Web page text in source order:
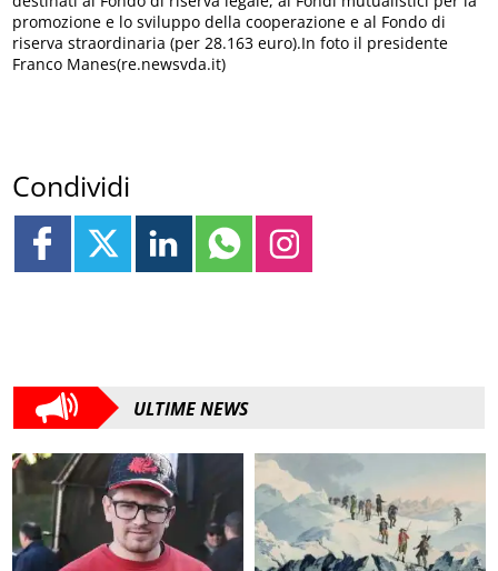
promozione e lo sviluppo della cooperazione e al Fondo di
riserva straordinaria (per 28.163 euro).In foto il presidente
Franco Manes(re.newsvda.it)
Condividi
ULTIME NEWS